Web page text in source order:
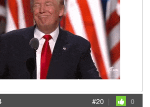
#20 | 0